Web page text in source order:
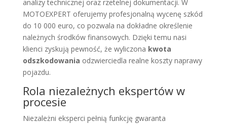
analizy technicznej oraz rzetelnej dokumentacji. W
MOTOEXPERT oferujemy profesjonalną wycenę szkód
do 10 000 euro, co pozwala na dokładne określenie
należnych środków finansowych. Dzięki temu nasi
klienci zyskują pewność, że wyliczona kwota
odszkodowania odzwierciedla realne koszty naprawy
pojazdu.
Rola niezależnych ekspertów w
procesie
Niezależni eksperci pełnią funkcję gwaranta